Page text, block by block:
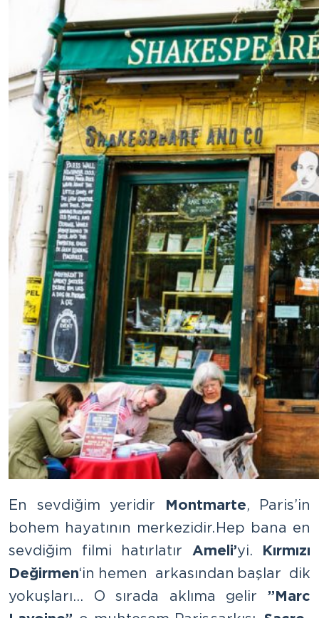
En sevdiğim yeridir Montmarte, Paris’in
bohem hayatının merkezidir. Hep bana en
sevdiğim filmi hatırlatır Ameli’yi. Kırmızı
Değirmen‘in hemen arkasından başlar dik
yokuşları… O sırada aklıma gelir ”Marc